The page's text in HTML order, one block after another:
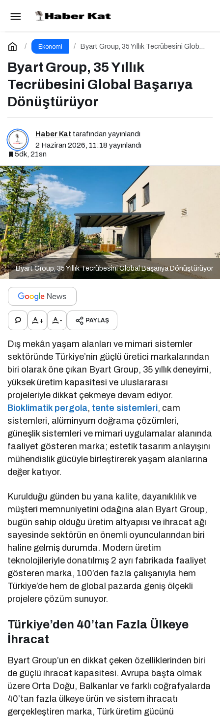
Ekonomi
Byart Group, 35 Yıllık Tecrübesini Global
Byart Group, 35 Yıllık
Tecrübesini Global Başarıya
Dönüştürüyor
Haber Kat tarafından yayınlandı
2 Haziran 2026, 11:18 yayınlandı
5dk, 21sn
Byart Group, 35 Yıllık Tecrübesini Global Başarıya Dönüştürüyor
+ - PAYLAŞ
Dış mekân yaşam alanları ve mimari sistemler
sektöründe Türkiye’nin güçlü üretici markalarından
biri olarak öne çıkan Byart Group, 35 yıllık deneyimi,
yüksek üretim kapasitesi ve uluslararası
projeleriyle dikkat çekmeye devam ediyor.
Bioklimatik pergola, tente sistemleri, cam
sistemleri, alüminyum doğrama çözümleri,
güneşlik sistemleri ve mimari uygulamalar alanında
faaliyet gösteren marka; estetik tasarım anlayışını
mühendislik gücüyle birleştirerek yaşam alanlarına
değer katıyor.
Kurulduğu günden bu yana kalite, dayanıklılık ve
müşteri memnuniyetini odağına alan Byart Group,
bugün sahip olduğu üretim altyapısı ve ihracat ağı
sayesinde sektörün en önemli oyuncularından biri
haline gelmiş durumda. Modern üretim
teknolojileriyle donatılmış 2 ayrı fabrikada faaliyet
gösteren marka, 100’den fazla çalışanıyla hem
Türkiye’de hem de global pazarda geniş ölçekli
projelere çözüm sunuyor.
Türkiye’den 40’tan Fazla Ülkeye
İhracat
Byart Group’un en dikkat çeken özelliklerinden biri
de güçlü ihracat kapasitesi. Avrupa başta olmak
üzere Orta Doğu, Balkanlar ve farklı coğrafyalarda
40’tan fazla ülkeye ürün ve sistem ihracatı
gerçekleştiren marka, Türk üretim gücünü
Akdeniz’in Altın Üçgeni
Yorum Yap